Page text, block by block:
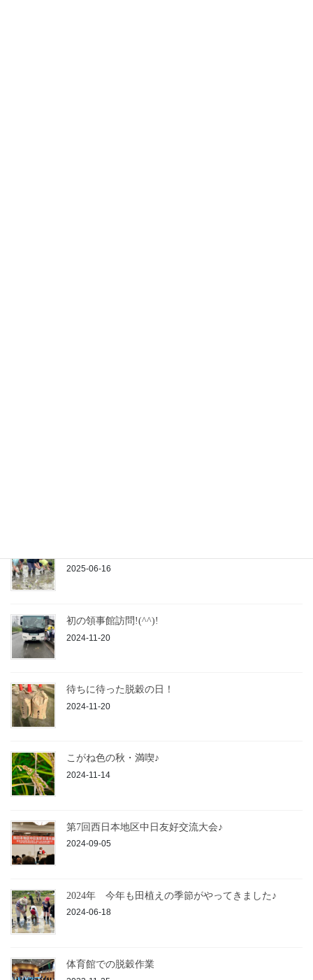
2025-06-16
初の領事館訪問!(^^)!
2024-11-20
待ちに待った脱穀の日！
2024-11-20
こがね色の秋・満喫♪
2024-11-14
第7回西日本地区中日友好交流大会♪
2024-09-05
2024年 今年も田植えの季節がやってきました♪
2024-06-18
体育館での脱穀作業